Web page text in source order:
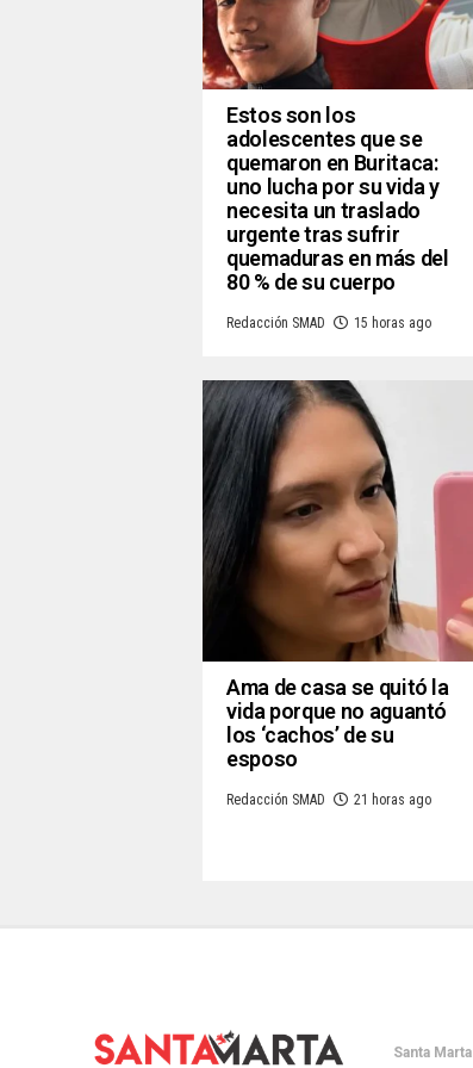
Estos son los
adolescentes que se
quemaron en Buritaca:
uno lucha por su vida y
necesita un traslado
urgente tras sufrir
quemaduras en más del
80 % de su cuerpo
Redacción SMAD 15 horas ago
Ama de casa se quitó la
vida porque no aguantó
los ‘cachos’ de su
esposo
Redacción SMAD 21 horas ago
Santa Marta